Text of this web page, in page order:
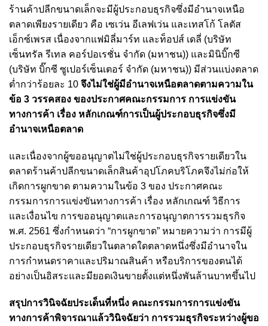
ร้านค้าปลีกขนาดเล็กจะมีผู้ประกอบธุรกิจซึ่งมีอำนาจเหนือ
ตลาดเพียงรายเดียว คือ เซเว่น อีเลฟเว่น และเทสโก้ โลตัส
เอ็กซ์เพรส เนื่องจากแฟมิลี่มาร์ท และท็อปส์ เดลี่ (บริษัท
เซ็นทรัล รีเทล คอร์ปอเรชั่น จำกัด (มหาชน)) และมินิบิ๊กซี
(บริษัท บิ๊กซี ซูเปอร์เซ็นเตอร์ จำกัด (มหาชน)) มีส่วนแบ่งตลาด
ต่ำกว่าร้อยละ 10 จึงไม่ใช่ผู้มีอำนาจเหนือตลาดตามความใน
ข้อ 3 วรรคสอง ของประกาศคณะกรรมการ การแข่งขัน
ทางการค้า เรื่อง หลักเกณฑ์การเป็นผู้ประกอบธุรกิจซึ่งมี
อำนาจเหนือตลาด
และเนื่องจากผู้ขออนุญาตไม่ใช่ผู้ประกอบธุรกิจรายเดียวใน
ตลาดร้านค้าปลีกขนาดเล็กสินค้าอุปโภคบริโภคจึงไม่ก่อให้
เกิดการผูกขาด ตามความในข้อ 3 ของ ประกาศคณะ
กรรมการการแข่งขันทางการค้า เรื่อง หลักเกณฑ์ วิธีการ
และเงื่อนไข การขออนุญาตและการอนุญาตการรวมธุรกิจ
พ.ศ. 2561 ซึ่งกำหนดว่า “การผูกขาด” หมายความว่า การมีผู้
ประกอบธุรกิจรายเดียวในตลาดใดตลาดหนึ่งซึ่งมีอำนาจใน
การกำหนดราคาและปริมาณสินค้า หรือบริการของตนได้
อย่างเป็นอิสระและมียอดเงินขายตั้งแต่หนึ่งพันล้านบาทขึ้นไป
สรุปการวินิจฉัยประเด็นที่หนึ่ง คณะกรรมการการแข่งขัน
ทางการค้าพิจารณาแล้ววินิจฉัยว่า การรวมธุรกิจระหว่างผู้ขอ